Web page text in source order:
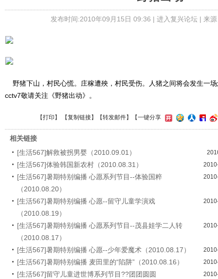
发布时间:2010年09月15日 09:36 | 进入复兴论坛| 来源
野猪下山，村民心慌。庄稼遭殃，村民受伤。人猪之间将会发生一
cctv7敬请关注《野猪出动》。
【打印 】 【复制链接】【转发邮件】 【一键分享
相关链接
[生活567]解救被拐男婴（2010.09.01）
[生活567]体验韩国新农村（2010.08.31）
[生活567]暑期特别编播 心愿系列节目--体验国粹
（2010.08.20）
[生活567]暑期特别编播 心愿--留守儿童学演戏
（2010.08.19）
[生活567]暑期特别编播 心愿系列节目--茂县娃学二人转
（2010.08.17）
[生活567]暑期特别编播 心愿--少年爱魔术（2010.08.17）
[生活567]暑期特别编播 麦田里的“陷阱”（2010.08.16）
[生活567]留守儿童进世博系列节目??团团圆圆